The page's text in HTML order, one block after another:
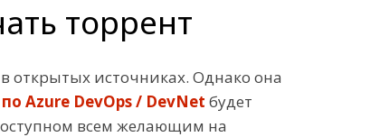
торрент
источниках. Однако она
Azure DevOps / DevNet будет
всем желающим на